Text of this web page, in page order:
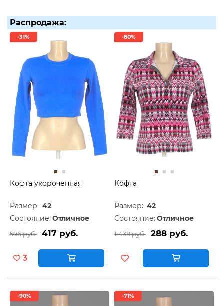
Распродажа:
-31%
Кофта укороченная
Размер: 42
Состояние: Отличное
596 руб. 417 руб.
3
-80%
Кофта
Размер: 42
Состояние: Отличное
1 438 руб. 288 руб.
-90% -71%